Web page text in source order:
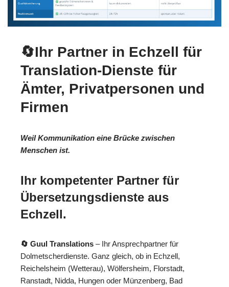
🔄Ihr Partner in Echzell für
Translation-Dienste für
Ämter, Privatpersonen und
Firmen
Weil Kommunikation eine Brücke zwischen
Menschen ist.
Ihr kompetenter Partner für
Übersetzungsdienste aus
Echzell.
🔄 Guul Translations – Ihr Ansprechpartner für
Dolmetscherdienste. Ganz gleich, ob in Echzell,
Reichelsheim (Wetterau), Wölfersheim, Florstadt,
Ranstadt, Nidda, Hungen oder Münzenberg, Bad